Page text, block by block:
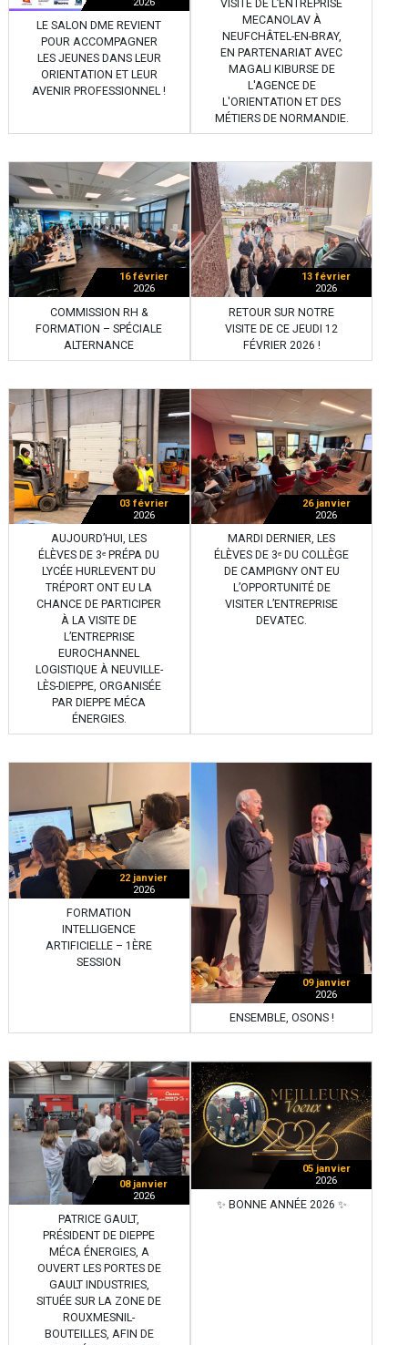
LE SALON DME REVIENT
POUR ACCOMPAGNER
LES JEUNES DANS LEUR
ORIENTATION ET LEUR
AVENIR PROFESSIONNEL !
VISITE DE L’ENTREPRISE
MECANOLAV À
NEUFCHÂTEL-EN-BRAY,
EN PARTENARIAT AVEC
MAGALI KIBURSE DE
L'AGENCE DE
L'ORIENTATION ET DES
MÉTIERS DE NORMANDIE.
16 février
2026
COMMISSION RH &
FORMATION – SPÉCIALE
ALTERNANCE
13 février
2026
RETOUR SUR NOTRE
VISITE DE CE JEUDI 12
FÉVRIER 2026 !
03 février
2026
AUJOURD’HUI, LES
ÉLÈVES DE 3ᵉ PRÉPA DU
LYCÉE HURLEVENT DU
TRÉPORT ONT EU LA
CHANCE DE PARTICIPER
À LA VISITE DE
L’ENTREPRISE
EUROCHANNEL
LOGISTIQUE À NEUVILLE-
LÈS-DIEPPE, ORGANISÉE
PAR DIEPPE MÉCA
ÉNERGIES.
26 janvier
2026
MARDI DERNIER, LES
ÉLÈVES DE 3ᵉ DU COLLÈGE
DE CAMPIGNY ONT EU
L’OPPORTUNITÉ DE
VISITER L’ENTREPRISE
DEVATEC.
22 janvier
2026
FORMATION
INTELLIGENCE
ARTIFICIELLE – 1ÈRE
SESSION
09 janvier
2026
ENSEMBLE, OSONS !
08 janvier
2026
PATRICE GAULT,
PRÉSIDENT DE DIEPPE
MÉCA ÉNERGIES, A
OUVERT LES PORTES DE
GAULT INDUSTRIES,
SITUÉE SUR LA ZONE DE
ROUXMESNIL-
BOUTEILLES, AFIN DE
05 janvier
2026
✨ BONNE ANNÉE 2026 ✨